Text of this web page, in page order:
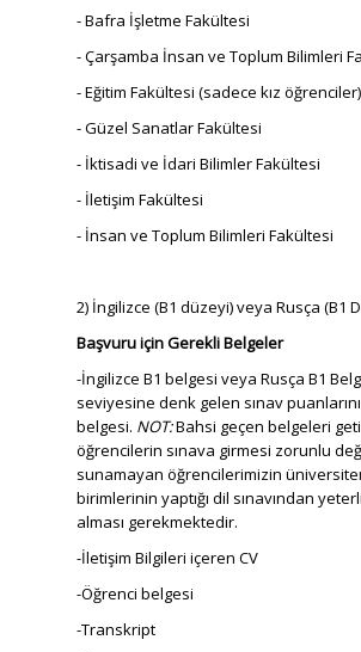
- Bafra İşletme Fakültesi
- Çarşamba İnsan ve Toplum Bilimleri
- Eğitim Fakültesi (sadece kız öğrenciler)
- Güzel Sanatlar Fakültesi
- İktisadi ve İdari Bilimler Fakültesi
- İletişim Fakültesi
- İnsan ve Toplum Bilimleri Fakültesi
2) İngilizce (B1 düzeyi) veya Rusça (B1
Başvuru için Gerekli Belgeler
-İngilizce B1 belgesi veya Rusça B1
seviyesine denk gelen sınav
belgesi. NOT:Bahsi geçen belgeleri
öğrencilerin sınava girmesi zorunlu
sunamayan öğrencilerimizin
birimlerinin yaptığı dil sınavından
alması gerekmektedir.
-İletişim Bilgileri içeren CV
-Öğrenci belgesi
-Transkript